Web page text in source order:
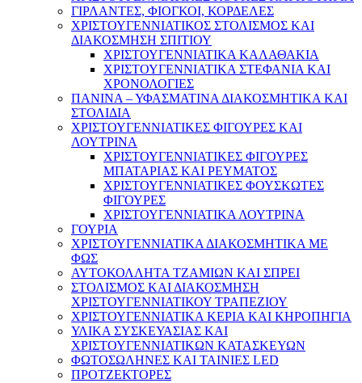
ΓΙΡΛΑΝΤΕΣ, ΦΙΟΓΚΟΙ, ΚΟΡΔΕΛΕΣ
ΧΡΙΣΤΟΥΓΕΝΝΙΑΤΙΚΟΣ ΣΤΟΛΙΣΜΟΣ ΚΑΙ
ΔΙΑΚΟΣΜΗΣΗ ΣΠΙΤΙΟΥ
ΧΡΙΣΤΟΥΓΕΝΝΙΑΤΙΚΑ ΚΑΛΑΘΑΚΙΑ
ΧΡΙΣΤΟΥΓΕΝΝΙΑΤΙΚΑ ΣΤΕΦΑΝΙΑ ΚΑΙ
ΧΡΟΝΟΛΟΓΙΕΣ
ΠΑΝΙΝΑ – ΥΦΑΣΜΑΤΙΝΑ ΔΙΑΚΟΣΜΗΤΙΚΑ ΚΑΙ
ΣΤΟΛΙΔΙΑ
ΧΡΙΣΤΟΥΓΕΝΝΙΑΤΙΚΕΣ ΦΙΓΟΥΡΕΣ ΚΑΙ
ΛΟΥΤΡΙΝΑ
ΧΡΙΣΤΟΥΓΕΝΝΙΑΤΙΚΕΣ ΦΙΓΟΥΡΕΣ
ΜΠΑΤΑΡΙΑΣ ΚΑΙ ΡΕΥΜΑΤΟΣ
ΧΡΙΣΤΟΥΓΕΝΝΙΑΤΙΚΕΣ ΦΟΥΣΚΩΤΕΣ
ΦΙΓΟΥΡΕΣ
ΧΡΙΣΤΟΥΓΕΝΝΙΑΤΙΚΑ ΛΟΥΤΡΙΝΑ
ΓΟΥΡΙΑ
ΧΡΙΣΤΟΥΓΕΝΝΙΑΤΙΚΑ ΔΙΑΚΟΣΜΗΤΙΚΑ ΜΕ
ΦΩΣ
ΑΥΤΟΚΟΛΛΗΤΑ ΤΖΑΜΙΩΝ ΚΑΙ ΣΠΡΕΙ
ΣΤΟΛΙΣΜΟΣ ΚΑΙ ΔΙΑΚΟΣΜΗΣΗ
ΧΡΙΣΤΟΥΓΕΝΝΙΑΤΙΚΟΥ ΤΡΑΠΕΖΙΟΥ
ΧΡΙΣΤΟΥΓΕΝΝΙΑΤΙΚΑ ΚΕΡΙΑ ΚΑΙ ΚΗΡΟΠΗΓΙΑ
ΥΛΙΚΑ ΣΥΣΚΕΥΑΣΙΑΣ ΚΑΙ
ΧΡΙΣΤΟΥΓΕΝΝΙΑΤΙΚΩΝ ΚΑΤΑΣΚΕΥΩΝ
ΦΩΤΟΣΩΛΗΝΕΣ ΚΑΙ ΤΑΙΝΙΕΣ LED
ΠΡΟΤΖΕΚΤΟΡΕΣ